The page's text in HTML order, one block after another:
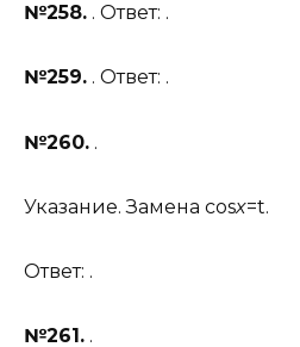
№258. . Ответ: .
№259. . Ответ: .
№260. .
Указание. Замена сosx=t.
Ответ: .
№261. .